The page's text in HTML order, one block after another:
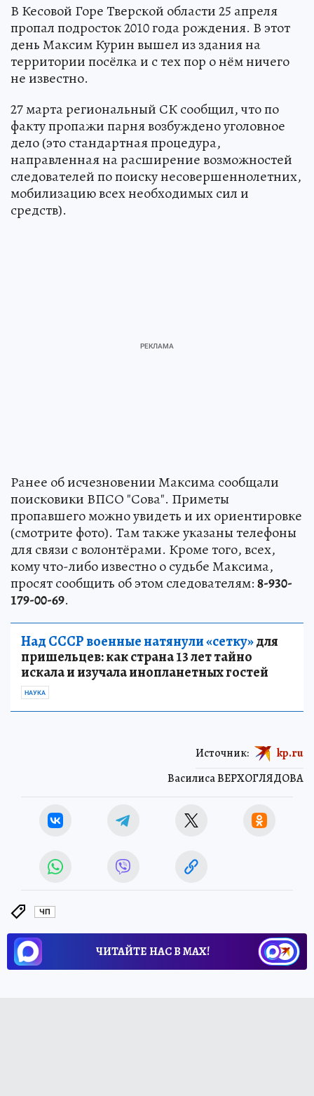
В Кесовой Горе Тверской области 25 апреля
пропал подросток 2010 года рождения. В этот
день Максим Курин вышел из здания на
территории посёлка и с тех пор о нём ничего
не известно.
27 марта региональный СК сообщил, что по
факту пропажи парня возбуждено уголовное
дело (это стандартная процедура,
направленная на расширение возможностей
следователей по поиску несовершеннолетних,
мобилизацию всех необходимых сил и
средств).
Ранее об исчезновении Максима сообщали
поисковики ВПСО "Сова". Приметы
пропавшего можно увидеть и их ориентировке
(смотрите фото). Там также указаны телефоны
для связи с волонтёрами. Кроме того, всех,
кому что-либо известно о судьбе Максима,
просят сообщить об этом следователям:8-930-
179-00-69.
Над СССР военные натянули «сетку»для
пришельцев: как страна 13 лет тайно
искала и изучала инопланетных гостей
НАУКА
Василиса ВЕРХОГЛЯДОВА
Источник: kp.ru
ЧП
ЧИТАЙТЕ НАС В МАХ!